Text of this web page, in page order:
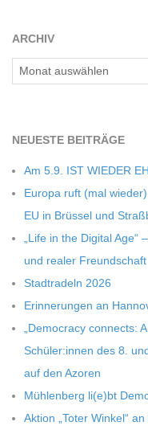
M
D
T
-
S
C
H
U
ARCHIV
Archiv
NEU­ESTE BEITRÄGE
Am 5.9. IST WIEDER
Europa ruft (mal
EU in Brüs­sel und
„Life in the Digi­tal Age“
und rea­ler Freundschaft
Stadt­ra­deln 2026
Erin­ne­run­gen an
„Demo­cracy con­nects:
Schüler:innen des 8.
auf den Azoren
Müh­len­berg li(e)bt
Aktion „Toter Win­kel“